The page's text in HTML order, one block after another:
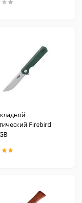
Firebird